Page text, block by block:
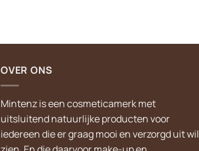
OVER ONS
Mintenz is een cosmeticamerk met
uitsluitend natuurlijke producten voor
iedereen die er graag mooi en verzorgd uit wil